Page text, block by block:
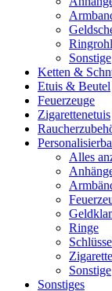
Sonstige
Ketten &
Etuis & Beutel
Feuerzeuge
Zigarettenetuis
Alles
Ringe
Sonstige
Sonstiges